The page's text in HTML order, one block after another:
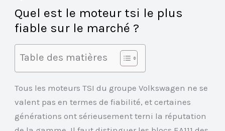
Quel est le moteur tsi le plus
fiable sur le marché ?
Table des matières
Tous les moteurs TSI du groupe Volkswagen ne se
valent pas en termes de fiabilité, et certaines
générations ont sérieusement terni la réputation